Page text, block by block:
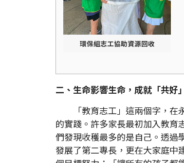
環保組志工協助資源回收
二、生命影響生命，成就「共好
「教育志工」這兩個字，在永
的實踐。許多家長最初加入教育
們發現收穫最多的是自己。透過
發展了第二專長，更在大家庭中